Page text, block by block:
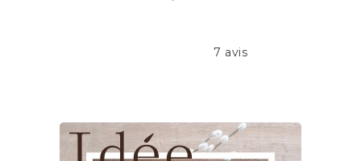
7 avis